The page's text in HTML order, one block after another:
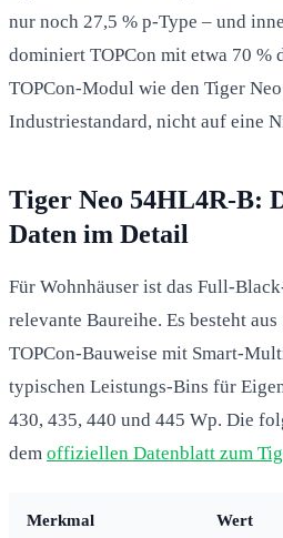
nur noch 27,5 % p-Type – und
dominiert TOPCon mit etwa 70 %
TOPCon-Modul wie den Tiger
Industriestandard, nicht auf eine
Tiger Neo 54HL4R-B:
Daten im Detail
Für Wohnhäuser ist das Full-
relevante Baureihe. Es besteht aus
TOPCon-Bauweise mit Smart-
typischen Leistungs-Bins für
430, 435, 440 und 445 Wp. Die
dem offiziellen Datenblatt zum
Merkmal Wert